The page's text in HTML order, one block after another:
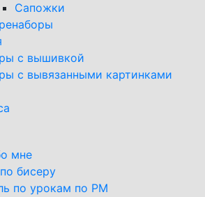
Сапожки
с вышивкой
с вывязанными картинками
мне
бисеру
по урокам по PM